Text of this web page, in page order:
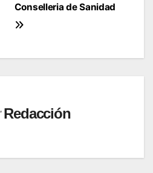
Conselleria de Sanidad
Redacción